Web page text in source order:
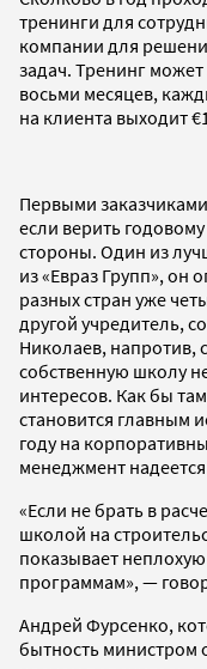
тренинги для
компании для
задач. Тренинг
восьми месяцев,
на клиента выходит
Первыми
если верить
стороны. Один из
из «Евраз Групп», он
разных стран уже
другой учредитель,
Николаев, напротив,
собственную школу
интересов. Как бы
становится главным
году на
менеджмент
«Если не брать в
школой на
показывает
программам», —
Андрей Фурсенко,
бытность министром